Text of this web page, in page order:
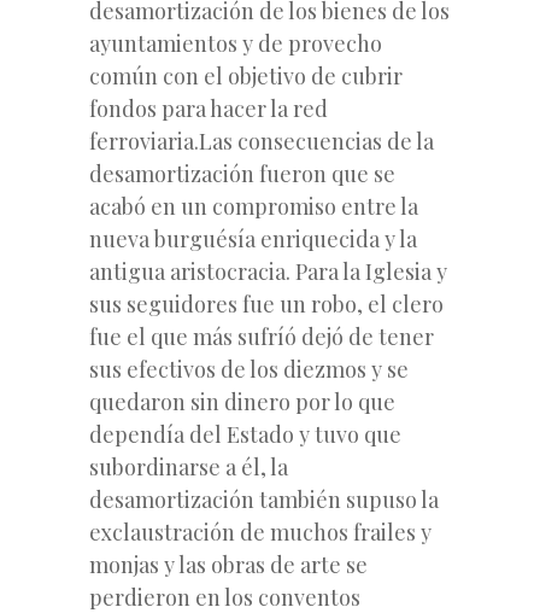
desamortización de los bienes de los
ayuntamientos y de provecho
común con el objetivo de cubrir
fondos para hacer la red
ferroviaria.Las consecuencias de la
desamortización fueron que se
acabó en un compromiso entre la
nueva burguésía enriquecida y la
antigua aristocracia. Para la Iglesia y
sus seguidores fue un robo, el clero
fue el que más sufríó dejó de tener
sus efectivos de los diezmos y se
quedaron sin dinero por lo que
dependía del Estado y tuvo que
subordinarse a él, la
desamortización también supuso la
exclaustración de muchos frailes y
monjas y las obras de arte se
perdieron en los conventos